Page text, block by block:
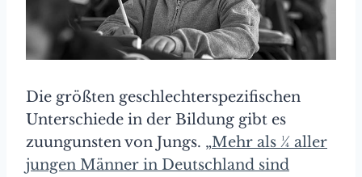
Die größten geschlechterspezifischen
Unterschiede in der Bildung gibt es
zuungunsten von Jungs. „Mehr als ¼ aller
jungen Männer in Deutschland sind